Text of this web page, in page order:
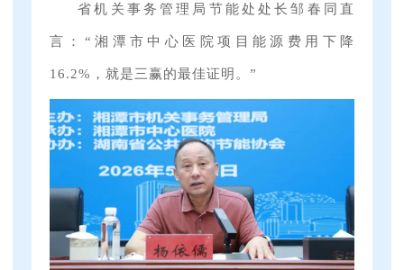
省机关事务管理局节能处处长邹春同直
言：“湘潭市中心医院项目能源费用下降
16.2%，就是三赢的最佳证明。”